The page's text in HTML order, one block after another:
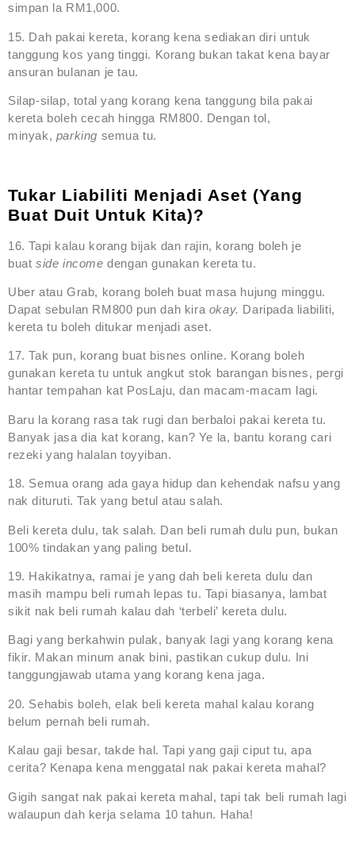
simpan la RM1,000.
15. Dah pakai kereta, korang kena sediakan diri untuk
tanggung kos yang tinggi. Korang bukan takat kena bayar
ansuran bulanan je tau.
Silap-silap, total yang korang kena tanggung bila pakai
kereta boleh cecah hingga RM800. Dengan tol,
minyak, parking semua tu.
Tukar Liabiliti Menjadi Aset (yang
Buat Duit Untuk Kita)?
16. Tapi kalau korang bijak dan rajin, korang boleh je
buat side incomedengan gunakan kereta tu.
Uber atau Grab, korang boleh buat masa hujung minggu.
Dapat sebulan RM800 pun dah kira okay. Daripada liabiliti,
kereta tu boleh ditukar menjadi aset.
17. Tak pun, korang buat bisnes online. Korang boleh
gunakan kereta tu untuk angkut stok barangan bisnes, pergi
hantar tempahan kat PosLaju, dan macam-macam lagi.
Baru la korang rasa tak rugi dan berbaloi pakai kereta tu.
Banyak jasa dia kat korang, kan? Ye la, bantu korang cari
rezeki yang halalan toyyiban.
18. Semua orang ada gaya hidup dan kehendak nafsu yang
nak dituruti. Tak yang betul atau salah.
Beli kereta dulu, tak salah. Dan beli rumah dulu pun, bukan
100% tindakan yang paling betul.
19. Hakikatnya, ramai je yang dah beli kereta dulu dan
masih mampu beli rumah lepas tu. Tapi biasanya, lambat
sikit nak beli rumah kalau dah ‘terbeli’ kereta dulu.
Bagi yang berkahwin pulak, banyak lagi yang korang kena
fikir. Makan minum anak bini, pastikan cukup dulu. Ini
tanggungjawab utama yang korang kena jaga.
20. Sehabis boleh, elak beli kereta mahal kalau korang
belum pernah beli rumah.
Kalau gaji besar, takde hal. Tapi yang gaji ciput tu, apa
cerita? Kenapa kena menggatal nak pakai kereta mahal?
Gigih sangat nak pakai kereta mahal, tapi tak beli rumah lagi
walaupun dah kerja selama 10 tahun. Haha!